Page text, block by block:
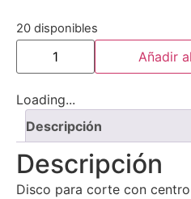
20 disponibles
Añadir
Loading...
Descripción
Descripción
Disco para corte con